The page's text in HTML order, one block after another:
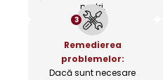
noștri.
3
Remedierea
problemelor:
Dacă sunt necesare